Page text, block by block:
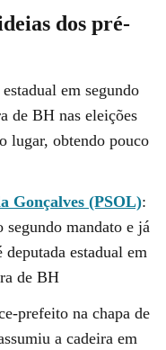
dos pré-
em segundo
de BH nas eleições
lugar, obtendo pouco
Gonçalves (PSOL):
mandato e já
estadual em
de BH
prefeito na chapa de
a cadeira em